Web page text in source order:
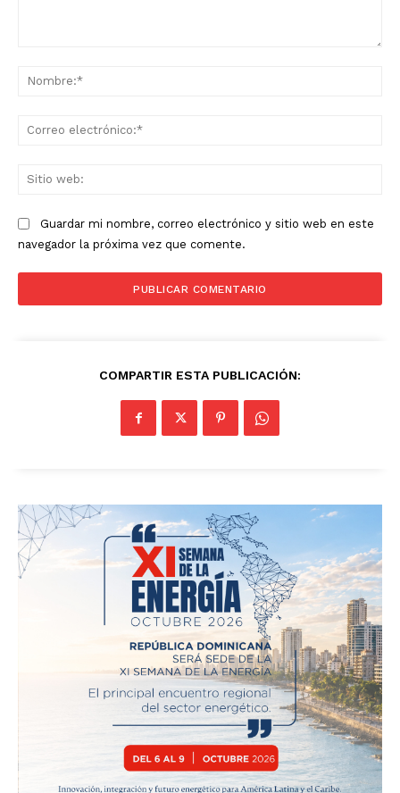
Guardar mi nombre, correo electrónico y sitio web en este
navegador la próxima vez que comente.
COMPARTIR ESTA PUBLICACIÓN: